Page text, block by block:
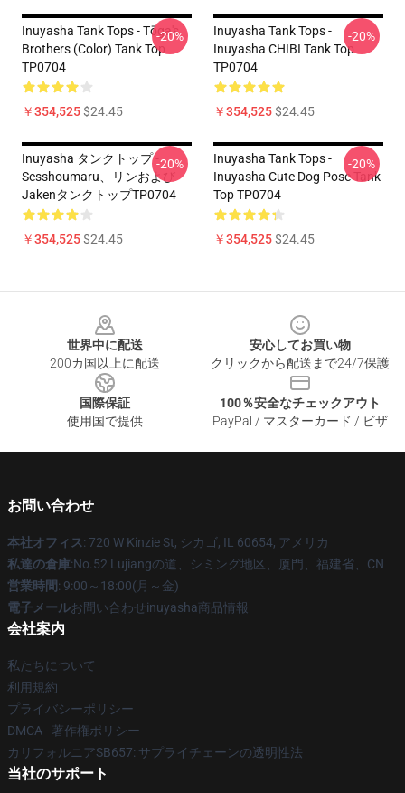
Inuyasha Tank Tops - Tōga's
Brothers (color) Tank Top
TP0704
￥354,525$24.45
-20%
Inuyasha Tank Tops -
Inuyasha CHIBI Tank Top
TP0704
￥354,525$24.45
-20%
Inuyasha タンクトップ -
Sesshoumaru、リンおよび
JakenタンクトップTP0704
￥354,525$24.45
-20%
Inuyasha Tank Tops -
Inuyasha Cute Dog Pose Tank
Top TP0704
￥354,525$24.45
-20%
世界中に配送
200カ国以上に配送
安心してお買い物
クリックから配送まで24/7保護
国際保証
使用国で提供
100％安全なチェックアウト
PayPal / マスターカード / ビザ
お問い合わせ
本社オフィス: 720 W Kinzie St, シカゴ, IL 60654, アメリカ
私達の倉庫:No.52 Lujiangの道、シミング地区、厦門、福建省、CN
営業時間: 9:00～18:00(月～金)
電子メールお問い合わせinuyasha商品情報
会社案内
私たちについて
利用規約
プライバシーポリシー
DMCA - 著作権ポリシー
カリフォルニアSB657: サプライチェーンの透明性法
当社のサポート